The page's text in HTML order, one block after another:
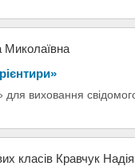
Миколаївна
виховання
класів Кравчук Надія